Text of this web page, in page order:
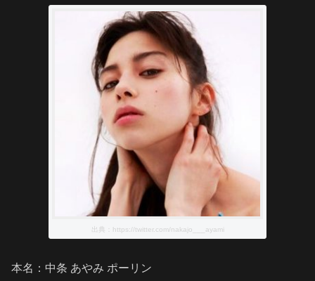
出典：https://twitter.com/nakajo___ayami
本名：中条 あやみ ポーリン